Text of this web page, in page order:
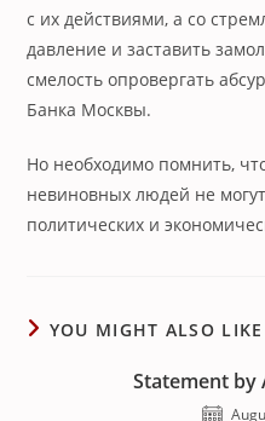
с их действиями, а со
давление и заставить
смелость опровергать
Банка Москвы.
Но необходимо помнить,
невиновных людей не
политических и
YOU MIGHT ALSO LIKE
Statement by